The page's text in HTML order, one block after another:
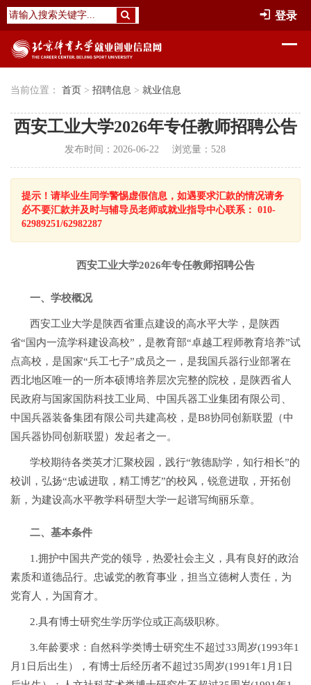
登录
当前位置： 首页 > 招聘信息 > 就业信息
西安工业大学2026年专任教师招聘公告
发布时间：2026-06-22 浏览量： 528
提示！请毕业生同学警惕虚假信息，如遇要求汇款的情况请务
必不要汇款并及时与辅导员老师或就业指导中心联系： 010-
62989251/62982287
西安工业大学2026年专任教师招聘公告
一、学校概况
西安工业大学是陕西省重点建设的高水平大学，是陕西
省“国内一流学科建设高校”，是教育部“卓越工程师教育培养”试
点高校，是国家“兵工七子”成员之一，是我国兵器行业部署在
西北地区唯一的一所本硕博培养层次完整的院校，是陕西省人
民政府与国家国防科技工业局、中国兵器工业集团有限公司、
中国兵器装备集团有限公司共建高校，是B8协同创新联盟（中
国兵器协同创新联盟）发起者之一。
学校期待各类英才汇聚校园，践行“敦德励学，知行相长”的
校训，弘扬“忠诚进取，精工博艺”的校风，锐意进取，开拓创
新，为建设高水平教学科研型大学一起谱写绚丽乐章。
二、基本条件
1.拥护中国共产党的领导，热爱社会主义，具有良好的政治
素质和道德品行。忠诚党的教育事业，担当立德树人责任，为
党育人，为国育才。
2.具有博士研究生学历学位或正高级职称。
3.年龄要求：自然科学类博士研究生不超过33周岁(1993年1
月1日后出生），有博士后经历者不超过35周岁(1991年1月1日